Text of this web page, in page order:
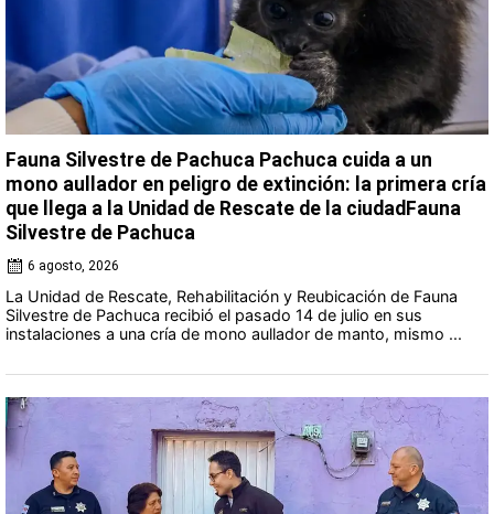
Fauna Silvestre de Pachuca Pachuca cuida a un
mono aullador en peligro de extinción: la primera cría
que llega a la Unidad de Rescate de la ciudadFauna
Silvestre de Pachuca
6 agosto, 2026
La Unidad de Rescate, Rehabilitación y Reubicación de Fauna
Silvestre de Pachuca recibió el pasado 14 de julio en sus
instalaciones a una cría de mono aullador de manto, mismo ...